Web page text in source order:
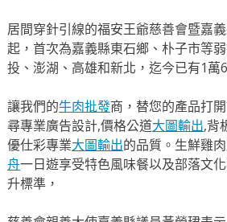
居間穿針引線的福安王爺慈善會暨嘉
起，首次為嘉義縣東石鄉、朴子市等
投、澎湖、高雄和新北，迄今已有1萬
讓我們的牛肉批發商，替您的產品打
尋專業廣告設計,價格公道大圖輸出,背
優仕彩專業大圖輸出的品質。生鮮雞
舟一日遊享受特色風味餐以及部落文
升標準，